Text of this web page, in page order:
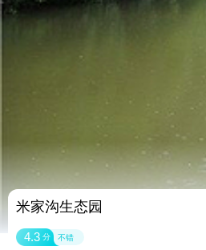
米家沟生态园
4.3 分 不错